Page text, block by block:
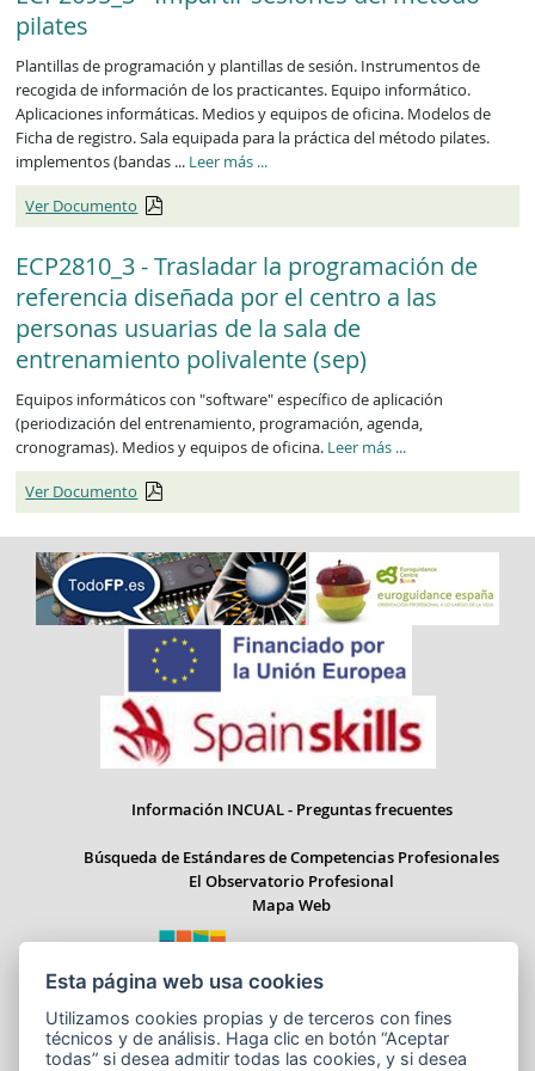
pilates
Plantillas de programación y plantillas de sesión. Instrumentos de
recogida de información de los practicantes. Equipo informático.
Aplicaciones informáticas. Medios y equipos de oficina. Modelos de
Ficha de registro. Sala equipada para la práctica del método pilates.
implementos (bandas ... Leer más ...
Ver Documento
ECP2810_3 - Trasladar la programación de
referencia diseñada por el centro a las
personas usuarias de la sala de
entrenamiento polivalente (sep)
Equipos informáticos con "software" específico de aplicación
(periodización del entrenamiento, programación, agenda,
cronogramas). Medios y equipos de oficina. Leer más ...
Ver Documento
Información INCUAL - Preguntas frecuentes
Búsqueda de Estándares de Competencias Profesionales
El Observatorio Profesional
Mapa Web
Paseo del Prado 28, 1ª Planta - 28014 Madrid
Correo electrónico: informacion.incual@educacion.gob.es
Esta página web usa cookies
Utilizamos cookies propias y de terceros con fines
técnicos y de análisis. Haga clic en botón “Aceptar
todas” si desea admitir todas las cookies, y si desea